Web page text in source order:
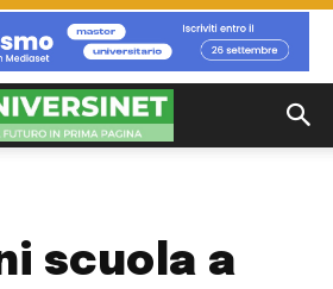
scuola a